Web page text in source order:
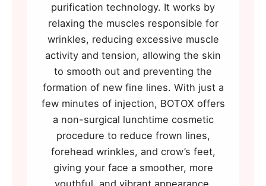
purification technology. It works by
relaxing the muscles responsible for
wrinkles, reducing excessive muscle
activity and tension, allowing the skin
to smooth out and preventing the
formation of new fine lines. With just a
few minutes of injection, BOTOX offers
a non-surgical lunchtime cosmetic
procedure to reduce frown lines,
forehead wrinkles, and crow’s feet,
giving your face a smoother, more
youthful, and vibrant appearance.